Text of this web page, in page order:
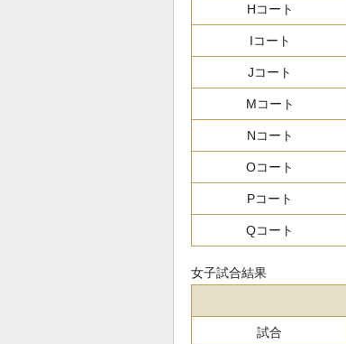
Hコート
Iコート
Jコート
Mコート
Nコート
Oコート
Pコート
Qコート
女子試合結果
試合